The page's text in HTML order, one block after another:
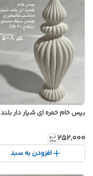
بیس خام خمره ای شیار دار بلند
۲۵۲٬۰۰۰
افزودن به سبد